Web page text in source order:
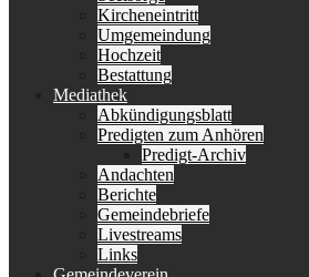
Kircheneintritt
Umgemeindung
Hochzeit
Bestattung
Mediathek
Abkündigungsblatt
Predigten zum Anhören
Predigt-Archiv
Andachten
Berichte
Gemeindebriefe
Livestreams
Links